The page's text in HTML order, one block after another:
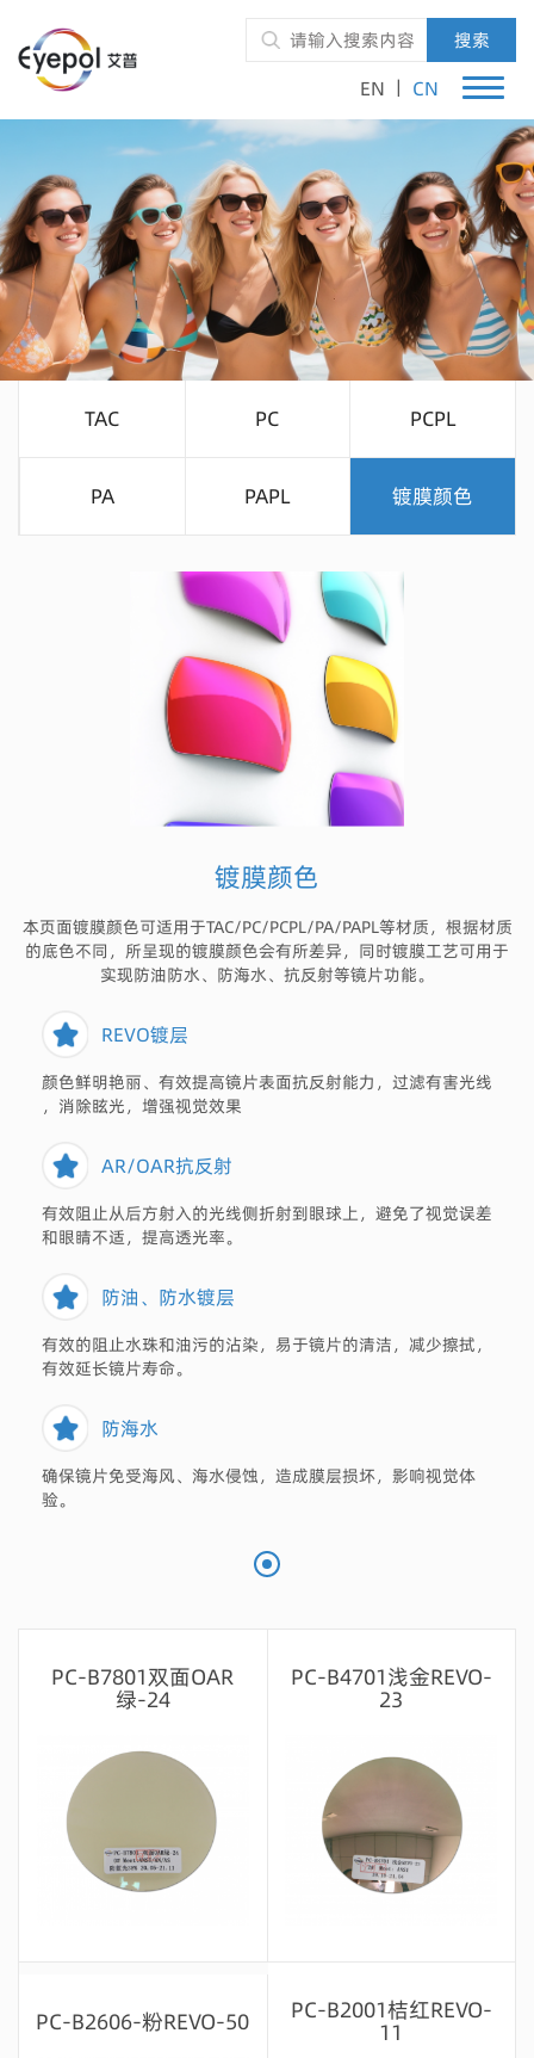
搜索
EN | CN
TAC PC PCPL
PA PAPL 镀膜颜色
镀膜颜色
本页面镀膜颜色可适用于TAC/PC/PCPL/PA/PAPL等材质，根据材质
的底色不同，所呈现的镀膜颜色会有所差异，同时镀膜工艺可用于
实现防油防水、防海水、抗反射等镜片功能。
REVO镀层
颜色鲜明艳丽、有效提高镜片表面抗反射能力，过滤有害光线
，消除眩光，增强视觉效果
AR/OAR抗反射
有效阻止从后方射入的光线侧折射到眼球上，避免了视觉误差
和眼睛不适，提高透光率。
防油、防水镀层
有效的阻止水珠和油污的沾染，易于镜片的清洁，减少擦拭，
有效延长镜片寿命。
防海水
确保镜片免受海风、海水侵蚀，造成膜层损坏，影响视觉体
验。
PC-B7801双面OAR
绿-24
PC-B4701浅金REVO-
23
PC-B2606-粉REVO-50 PC-B2001桔红REVO-
11